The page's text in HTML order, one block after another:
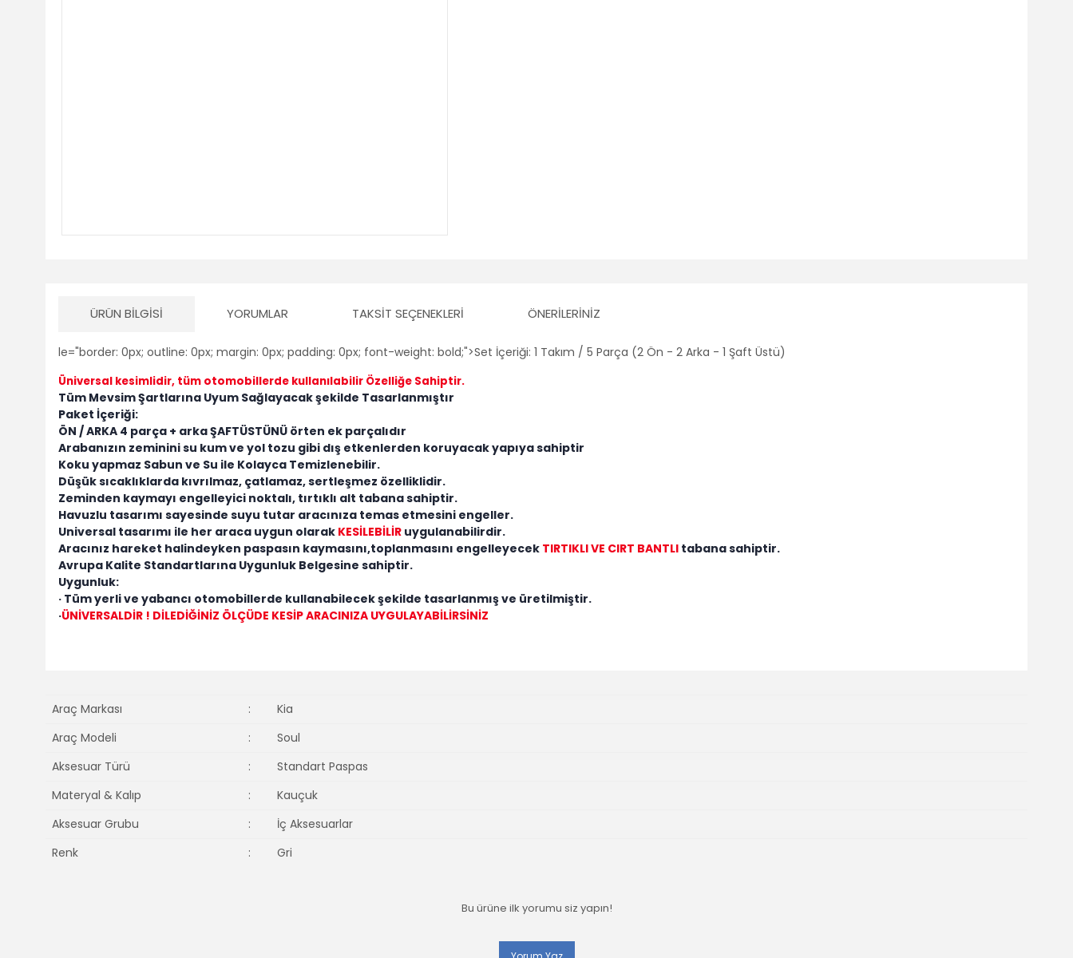
ÜRÜN BILGISI YORUMLAR TAKSIT SEÇENEKLERI ÖNERILERINIZ
le="border: 0px; outline: 0px; margin: 0px; padding: 0px; font-weight: bold;">Set İçeriği: 1 Takım / 5 Parça (2 Ön - 2 Arka - 1 Şaft Üstü)
Üniversal kesimlidir, tüm otomobillerde kullanılabilir Özelliğe Sahiptir.
Tüm Mevsim Şartlarına Uyum Sağlayacak şekilde Tasarlanmıştır
Paket İçeriği:
ÖN / ARKA 4 parça + arka ŞAFTÜSTÜNÜ örten ek parçalıdır
Arabanızın zeminini su kum ve yol tozu gibi dış etkenlerden koruyacak yapıya sahiptir
Koku yapmaz Sabun ve Su ile Kolayca Temizlenebilir.
Düşük sıcaklıklarda kıvrılmaz, çatlamaz, sertleşmez özelliklidir.
Zeminden kaymayı engelleyici noktalı, tırtıklı alt tabana sahiptir.
Havuzlu tasarımı sayesinde suyu tutar aracınıza temas etmesini engeller.
Universal tasarımı ile her araca uygun olarak KESİLEBİLİR uygulanabilirdir.
Aracınız hareket halindeyken paspasın kaymasını,toplanmasını engelleyecek TIRTIKLI VE CIRT BANTLI tabana sahiptir.
Avrupa Kalite Standartlarına Uygunluk Belgesine sahiptir.
Uygunluk:
· Tüm yerli ve yabancı otomobillerde kullanabilecek şekilde tasarlanmış ve üretilmiştir.
·ÜNİVERSALDİR ! DİLEDİĞİNİZ ÖLÇÜDE KESİP ARACINIZA UYGULAYABİLİRSİNİZ
Araç Markası :
Kia
Araç Modeli
:
Soul
Aksesuar Türü
:
Standart Paspas
Materyal & Kalıp
:
Kauçuk
Aksesuar Grubu
:
İç Aksesuarlar
Renk
: Gri
Bu ürüne ilk yorumu siz yapın!